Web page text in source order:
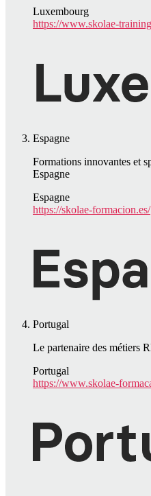
Luxembourg
https://www.skolae-
Espagne
Formations innovantes et
Espagne
Espagne
https://skolae-formacion.es/
Portugal
Le partenaire des métiers
Portugal
https://www.skolae-